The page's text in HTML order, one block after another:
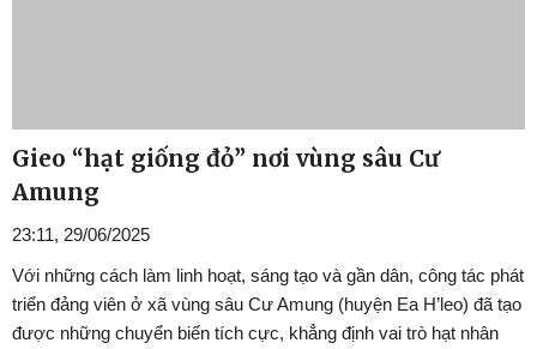
Gieo “hạt giống đỏ” nơi vùng sâu Cư
Amung
23:11, 29/06/2025
Với những cách làm linh hoạt, sáng tạo và gần dân, công tác phát
triển đảng viên ở xã vùng sâu Cư Amung (huyện Ea H’leo) đã tạo
được những chuyển biến tích cực, khẳng định vai trò hạt nhân